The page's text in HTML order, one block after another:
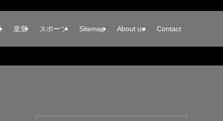
皇室 スポーツ Sitemap About us Contact